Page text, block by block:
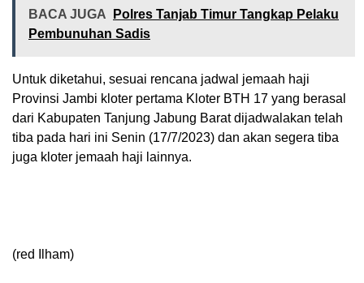
BACA JUGA
Polres Tanjab Timur Tangkap Pelaku
Pembunuhan Sadis
Untuk diketahui, sesuai rencana jadwal jemaah haji
Provinsi Jambi kloter pertama Kloter BTH 17 yang berasal
dari Kabupaten Tanjung Jabung Barat dijadwalakan telah
tiba pada hari ini Senin (17/7/2023) dan akan segera tiba
juga kloter jemaah haji lainnya.
(red Ilham)